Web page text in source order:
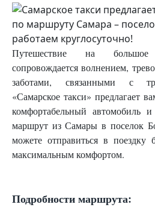
Путешествие на большое
сопровождается волнением,
заботами, связанными с
«Самарское такси» предлагает
комфортабельный автомобиль
маршрут из Самары в поселок
можете отправиться в поездку
максимальным комфортом.
Подробности маршрута: